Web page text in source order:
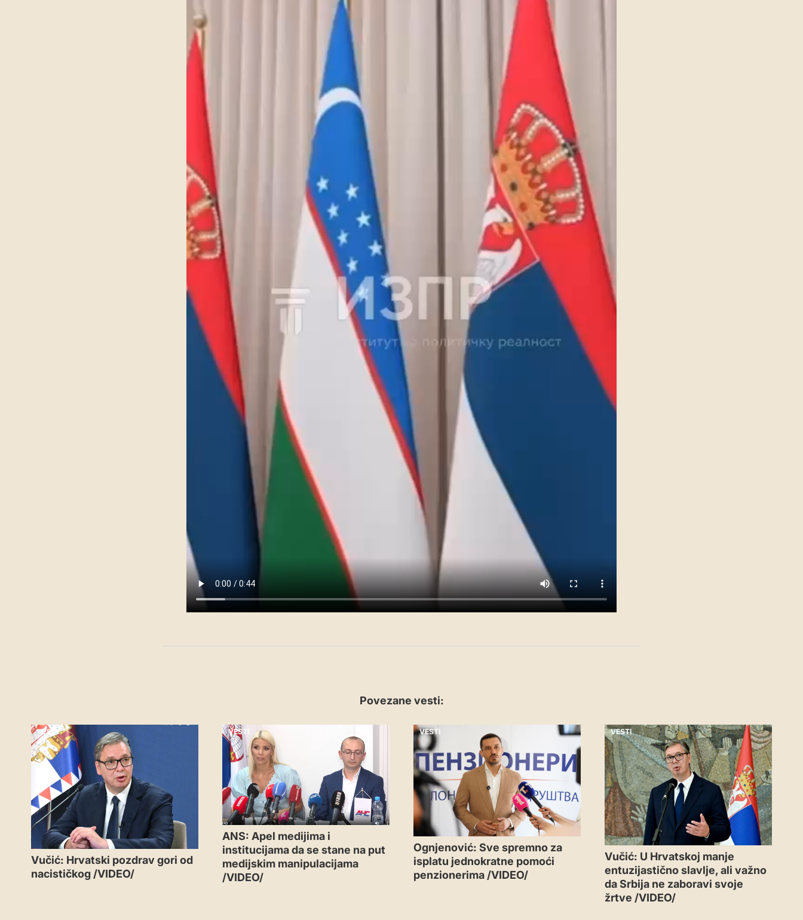
Povezane vesti:
VESTI
Vučić: Hrvatski pozdrav gori od
nacističkog /VIDEO/
VESTI
ANS: Apel medijima i
institucijama da se stane na put
medijskim manipulacijama
/VIDEO/
VESTI
Ognjenović: Sve spremno za
isplatu jednokratne pomoći
penzionerima /VIDEO/
VESTI
Vučić: U Hrvatskoj manje
entuzijastično slavlje, ali važno
da Srbija ne zaboravi svoje
žrtve /VIDEO/